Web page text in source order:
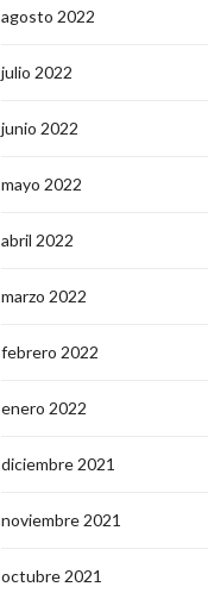
agosto 2022
julio 2022
junio 2022
mayo 2022
abril 2022
marzo 2022
febrero 2022
enero 2022
diciembre 2021
noviembre 2021
octubre 2021